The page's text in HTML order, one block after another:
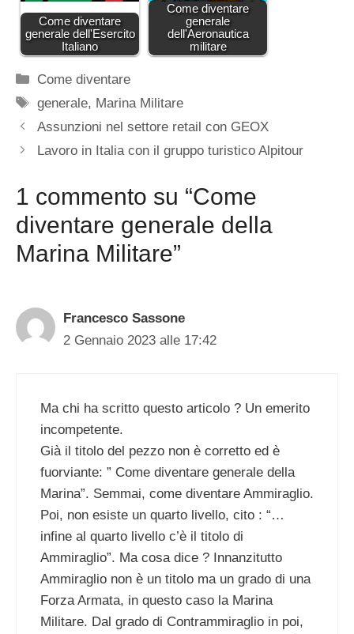
Come diventare
generale dell'Esercito
Italiano
Come diventare
generale
dell'Aeronautica
militare
Categorie
Come diventare
Tag
generale, Marina Militare
Assunzioni nel settore retail con GEOX
Lavoro in Italia con il gruppo turistico Alpitour
1 commento su “Come
diventare generale della
Marina Militare”
Francesco Sassone
2 Gennaio 2023 alle 17:42
Ma chi ha scritto questo articolo ? Un emerito
incompetente.
Già il titolo del pezzo non è corretto ed è
fuorviante: ” Come diventare generale della
Marina”. Semmai, come diventare Ammiraglio.
Poi, non esiste un quarto livello, cito : “…
infine al quarto livello c’è il titolo di
Ammiraglio”. Ma cosa dice ? Innanzitutto
Ammiraglio non è un titolo ma un grado di una
Forza Armata, in questo caso la Marina
Militare. Dal grado di Contrammiraglio in poi,